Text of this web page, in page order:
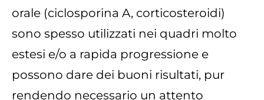
orale (ciclosporina A, corticosteroidi)
sono spesso utilizzati nei quadri molto
estesi e/o a rapida progressione e
possono dare dei buoni risultati, pur
rendendo necessario un attento